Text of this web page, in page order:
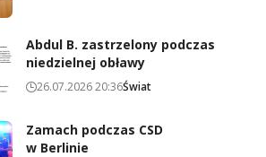
Abdul B. zastrzelony podczas
niedzielnej obławy
26.07.2026 20:36Świat
Zamach podczas CSD
w Berlinie